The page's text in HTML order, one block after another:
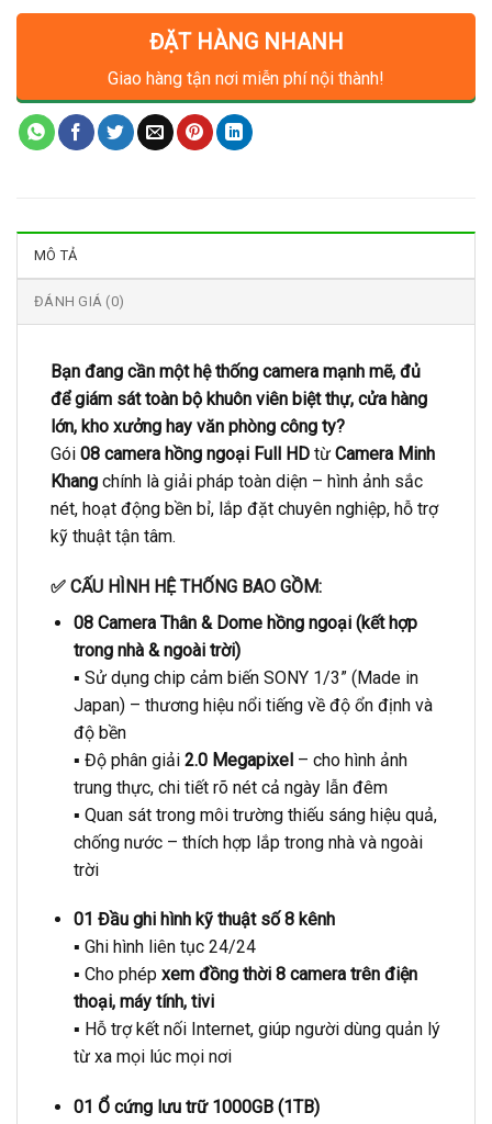
ĐẶT HÀNG NHANH
Giao hàng tận nơi miễn phí nội thành!
MÔ TẢ
ĐÁNH GIÁ (0)
Bạn đang cần một hệ thống camera mạnh mẽ, đủ
để giám sát toàn bộ khuôn viên biệt thự, cửa hàng
lớn, kho xưởng hay văn phòng công ty?
Gói 08 camera hồng ngoại Full HD từ Camera Minh
Khang chính là giải pháp toàn diện – hình ảnh sắc
nét, hoạt động bền bỉ, lắp đặt chuyên nghiệp, hỗ trợ
kỹ thuật tận tâm.
✅ CẤU HÌNH HỆ THỐNG BAO GỒM:
08 Camera Thân & Dome hồng ngoại (kết hợp
trong nhà & ngoài trời)
▪️ Sử dụng chip cảm biến SONY 1/3” (Made in
Japan) – thương hiệu nổi tiếng về độ ổn định và
độ bền
▪️ Độ phân giải 2.0 Megapixel– cho hình ảnh
trung thực, chi tiết rõ nét cả ngày lẫn đêm
▪️ Quan sát trong môi trường thiếu sáng hiệu quả,
chống nước – thích hợp lắp trong nhà và ngoài
trời
01 Đầu ghi hình kỹ thuật số 8 kênh
▪️ Ghi hình liên tục 24/24
▪️ Cho phép xem đồng thời 8 camera trên điện
thoại, máy tính, tivi
▪️ Hỗ trợ kết nối Internet, giúp người dùng quản lý
từ xa mọi lúc mọi nơi
01 Ổ cứng lưu trữ 1000GB (1TB)